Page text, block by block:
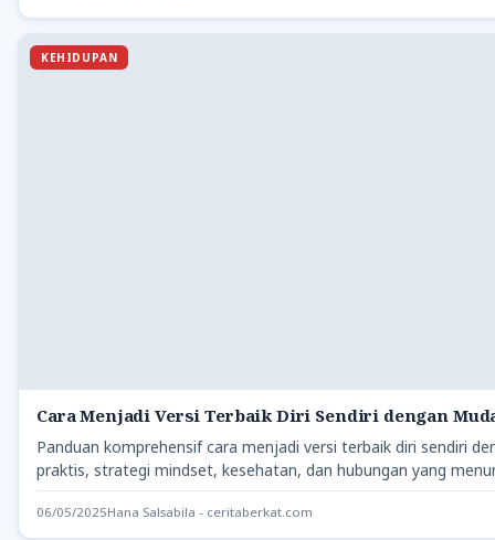
KEHIDUPAN
Cara Menjadi Versi Terbaik Diri Sendiri dengan
Panduan komprehensif cara menjadi versi terbaik diri sendiri
praktis, strategi mindset, kesehatan, dan hubungan yang
06/05/2025Hana Salsabila - ceritaberkat.com